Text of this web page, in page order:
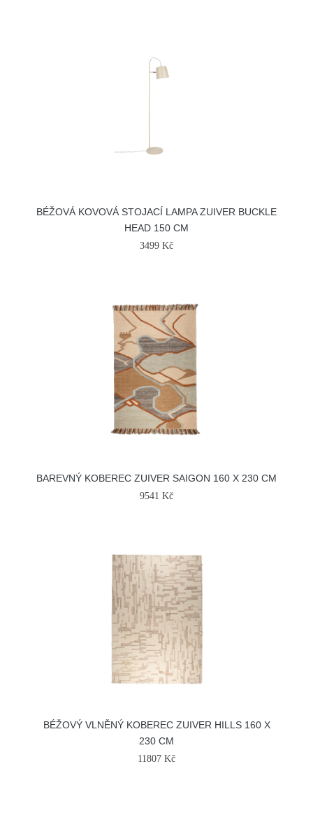
BÉŽOVÁ KOVOVÁ STOJACÍ LAMPA ZUIVER BUCKLE
HEAD 150 CM
3499 Kč
BAREVNÝ KOBEREC ZUIVER SAIGON 160 X 230 CM
9541 Kč
BÉŽOVÝ VLNĚNÝ KOBEREC ZUIVER HILLS 160 X
230 CM
11807 Kč